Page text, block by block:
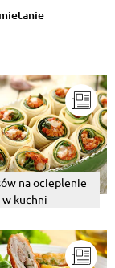
na ocieplenie
kuchni